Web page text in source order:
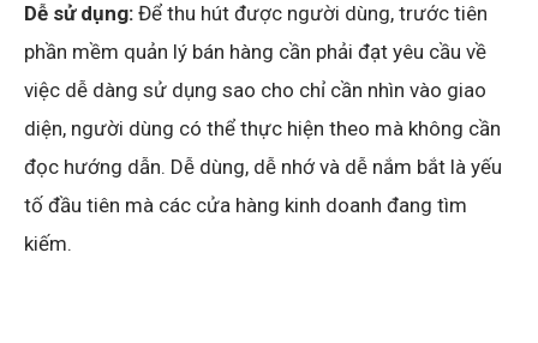
Dễ sử dụng: Để thu hút được người dùng, trước tiên
phần mềm quản lý bán hàng cần phải đạt yêu cầu về
việc dễ dàng sử dụng sao cho chỉ cần nhìn vào giao
diện, người dùng có thể thực hiện theo mà không cần
đọc hướng dẫn. Dễ dùng, dễ nhớ và dễ nắm bắt là yếu
tố đầu tiên mà các cửa hàng kinh doanh đang tìm
kiếm.